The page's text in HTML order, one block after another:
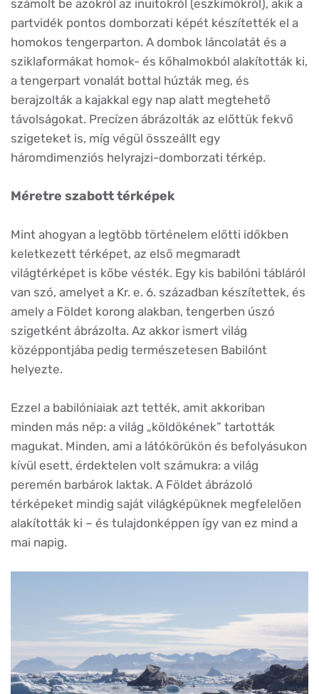
számolt be azokról az inuitokról (eszkimókról), akik a
partvidék pontos domborzati képét készítették el a
homokos tengerparton. A dombok láncolatát és a
sziklaformákat homok- és kőhalmokból alakították ki,
a tengerpart vonalát bottal húzták meg, és
berajzolták a kajakkal egy nap alatt megtehető
távolságokat. Precízen ábrázolták az előttük fekvő
szigeteket is, míg végül összeállt egy
háromdimenziós helyrajzi-domborzati térkép.
Méretre szabott térképek
Mint ahogyan a legtöbb történelem előtti időkben
keletkezett térképet, az első megmaradt
világtérképet is kőbe vésték. Egy kis babilóni tábláról
van szó, amelyet a Kr. e. 6. században készítettek, és
amely a Földet korong alakban, tengerben úszó
szigetként ábrázolta. Az akkor ismert világ
középpontjába pedig természetesen Babilónt
helyezte.
Ezzel a babilóniaiak azt tették, amit akkoriban
minden más nép: a világ „köldökének” tartották
magukat. Minden, ami a látókörükön és befolyásukon
kívül esett, érdektelen volt számukra: a világ
peremén barbárok laktak. A Földet ábrázoló
térképeket mindig saját világképüknek megfelelően
alakították ki – és tulajdonképpen így van ez mind a
mai napig.